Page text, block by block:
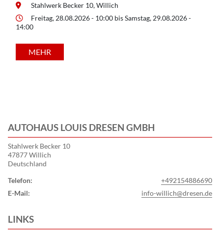
Stahlwerk Becker 10, Willich
Freitag, 28.08.2026 - 10:00 bis Samstag, 29.08.2026 -
14:00
MEHR
AUTOHAUS LOUIS DRESEN GMBH
Stahlwerk Becker 10
47877 Willich
Deutschland
Telefon:
+492154886690
E-Mail:
info-willich@dresen.de
LINKS